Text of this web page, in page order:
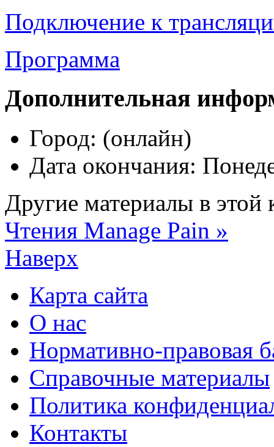
Подключение к
Программа
Дополнительная
Город: (онлайн)
Дата окончания:
Другие материалы в этой
Чтения Manage Pain »
Наверх
Карта сайта
О нас
Нормативно-правовая
Справочные материалы
Политика
Контакты